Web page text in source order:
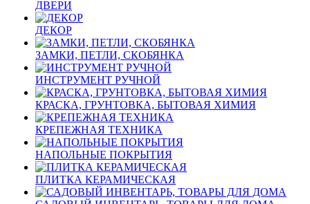
ДВЕРИ
ДЕКОР
ЗАМКИ, ПЕТЛИ, СКОБЯНКА
ИНСТРУМЕНТ РУЧНОЙ
КРАСКА, ГРУНТОВКА, БЫТОВАЯ ХИМИЯ
КРЕПЕЖНАЯ ТЕХНИКА
НАПОЛЬНЫЕ ПОКРЫТИЯ
ПЛИТКА КЕРАМИЧЕСКАЯ